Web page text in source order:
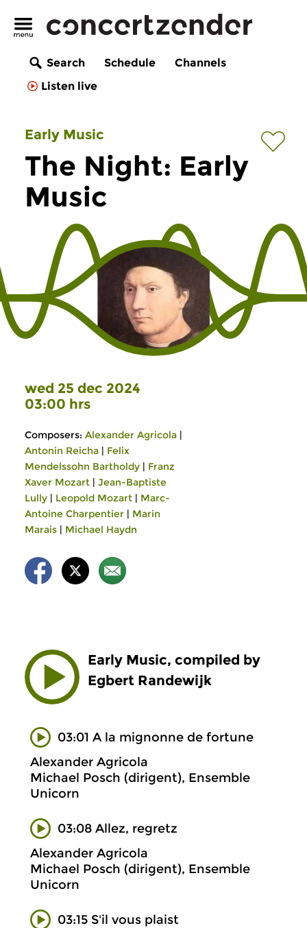
Search Schedule
Channels
Listen live
Early Music
The Night: Early
Music
wed 25 dec 2024
03:00 hrs
Composers: Alexander Agricola |
Antonin Reicha | Felix
Mendelssohn Bartholdy | Franz
Xaver Mozart | Jean-Baptiste
Lully | Leopold Mozart | Marc-
Antoine Charpentier | Marin
Marais | Michael Haydn
Early Music, compiled by
Egbert Randewijk
03:01 A la mignonne de fortune
Alexander Agricola
Michael Posch (dirigent), Ensemble
Unicorn
03:08 Allez, regretz
Alexander Agricola
Michael Posch (dirigent), Ensemble
Unicorn
03:15 S'il vous plaist